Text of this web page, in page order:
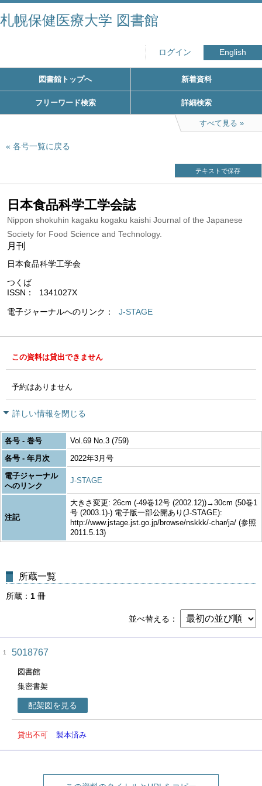
札幌保健医療大学 図書館
ログイン English
図書館トップへ 新着資料
フリーワード検索 詳細検索
すべて見る
各号一覧に戻る
テキストで保存
日本食品科学工学会誌
Nippon shokuhin kagaku kogaku kaishi Journal of the Japanese
Society for Food Science and Technology.
月刊
日本食品科学工学会
つくば
ISSN
1341027X
電子ジャーナルへのリンク J-STAGE
この資料は貸出できません
予約はありません
詳しい情報を閉じる
各号 - 巻号
Vol.69 No.3 (759)
各号 - 年月次
2022年3月号
電子ジャーナル
へのリンク
J-STAGE
注記
大きさ変更: 26cm (-49巻12号 (2002.12))→30cm (50巻1
号 (2003.1)-) 電子版一部公開あり(J-STAGE):
http://www.jstage.jst.go.jp/browse/nskkk/-char/ja/ (参照
2011.5.13)
所蔵一覧
所蔵 1 冊
並べ替える
1 5018767
図書館
集密書架
配架図を見る
貸出不可 製本済み